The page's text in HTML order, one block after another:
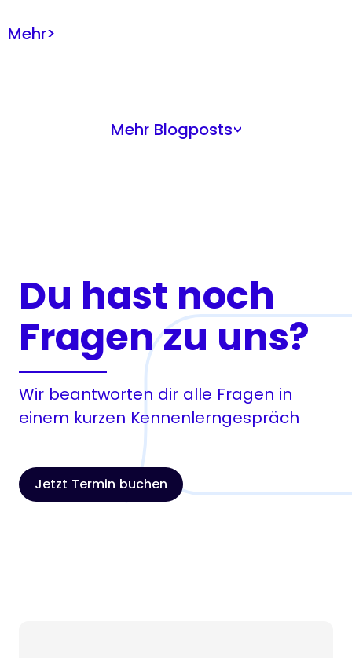
Mehr>
Mehr Blogposts>
Du hast noch
Fragen zu uns?
Wir beantworten dir alle Fragen in
einem kurzen Kennenlerngespräch
Jetzt Termin buchen